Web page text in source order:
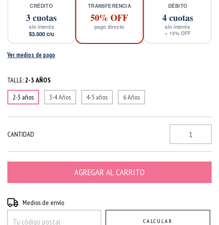
CRÉDITO
3cuotas
sin interés
$3.500c/u
TRANSFERENCIA
50% OFF
pago directo
DÉBITO
4cuotas
sin interés
+ 15% OFF
Ver medios de pago
TALLE: 2-3 AÑOS
2-3 años
3-4 Años 4-5 años 6 Años
CANTIDAD
Entregas para el CP:
Medios de envío
CALCULAR